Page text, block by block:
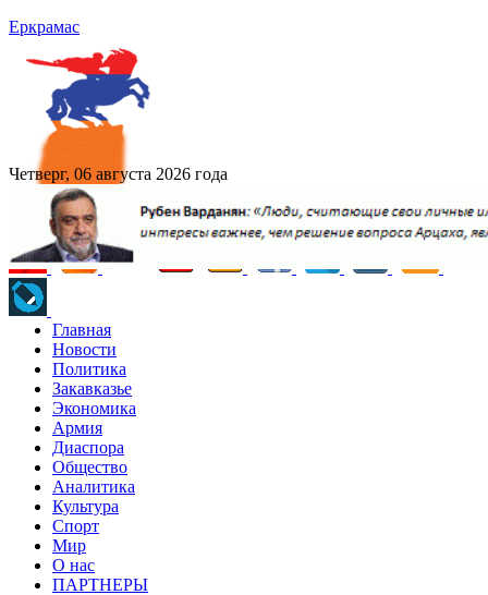
Еркрамас
Четверг, 06 августа 2026 года
Главная
Новости
Политика
Закавказье
Экономика
Армия
Диаспора
Общество
Аналитика
Культура
Спорт
Мир
О нас
ПАРТНЕРЫ